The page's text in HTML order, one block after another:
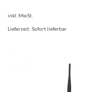
inkl. MwSt.
Lieferzeit: Sofort lieferbar